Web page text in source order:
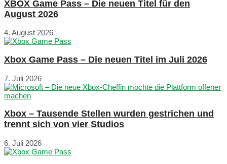
XBOX Game Pass – Die neuen Titel für den
August 2026
4. August 2026
Xbox Game Pass – Die neuen Titel im Juli 2026
7. Juli 2026
Xbox – Tausende Stellen wurden gestrichen und
trennt sich von vier Studios
6. Juli 2026